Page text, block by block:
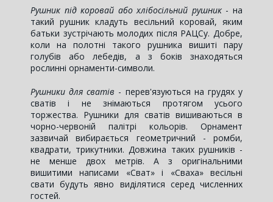
Рушник під коровай або хлібосільний рушник- на
такий рушник кладуть весільний коровай, яким
батьки зустрічають молодих після РАЦСу. Добре,
коли на полотні такого рушника вишиті пару
голубів або лебедів, а з боків знаходяться
рослинні орнаменти-символи.
Рушники для сватів - перев'язуються на грудях у
сватів і не знімаються протягом усього
торжества. Рушники для сватів вишиваються в
чорно-червоній палітрі кольорів. Орнамент
зазвичай вибирається геометричний - ромби,
квадрати, трикутники. Довжина таких рушників -
не менше двох метрів. А з оригінальними
вишитими написами «Сват» і «Сваха» весільні
свати будуть явно виділятися серед численних
гостей.